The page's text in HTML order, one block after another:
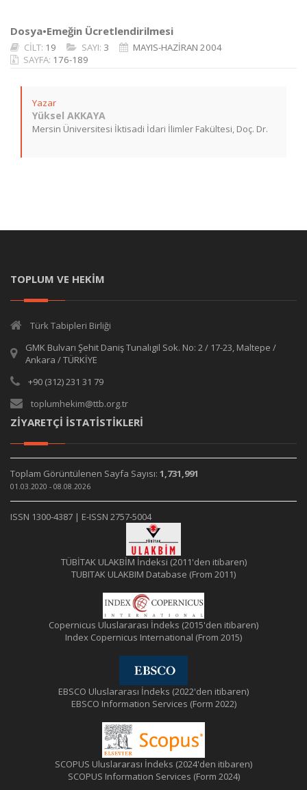
Dosya•Emeğin Ücretlendirilmesi
CİLT: 19 SAYI: 3
MAYIS-HAZİRAN 2004
SAYFA: 176-189
Yazar
Yüksel AKKAYA
Mersin Üniversitesi İktisadi İdari İlimler Fakültesi, Doç. Dr.
TOPLUM VE HEKİM
Türk Tabipleri Birliği
GMK Bulvarı Şehit Daniş Tunalıgil Sok. No: 2 / 17-23, Maltepe /
Ankara / TÜRKİYE
+90 (312) 231 31 79
toplumhekim@ttb.org.tr
ZİYARETÇİ İSTATİSTİKLERİ
Toplam Görüntülenen Sayfa Sayısı: 1,731,991
01.03.2020 - 08.08.2026
ISSN 1300-4387 | E-ISSN 2757-5004
TÜBİTAK ULAKBİM İndeksi (2011'den itibaren)
TUBITAK ULAKBIM Database (From 2011)
Copernicus Uluslararası İndeks (2015'den itibaren)
Index Copernicus International (From 2015)
EBSCO Uluslararası İndeks (2022'den itibaren)
EBSCO Information Services (Form 2022)
SCOPUS Uluslararası İndeks (2024'den itibaren)
SCOPUS Information Services (Form 2024)